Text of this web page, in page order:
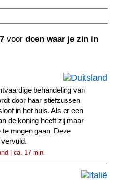
voordoen waar je zin in
behandeling van
door haar stiefzussen
in het huis. Als er een
de koning heeft zij maar
te mogen gaan. Deze
| ca. 17 min.